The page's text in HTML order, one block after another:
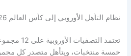
نظام التأهل الأوروبي إلى كأس العالم 2026
تعتمد
خمسة منتخبات، ويتأهل متصدر كل